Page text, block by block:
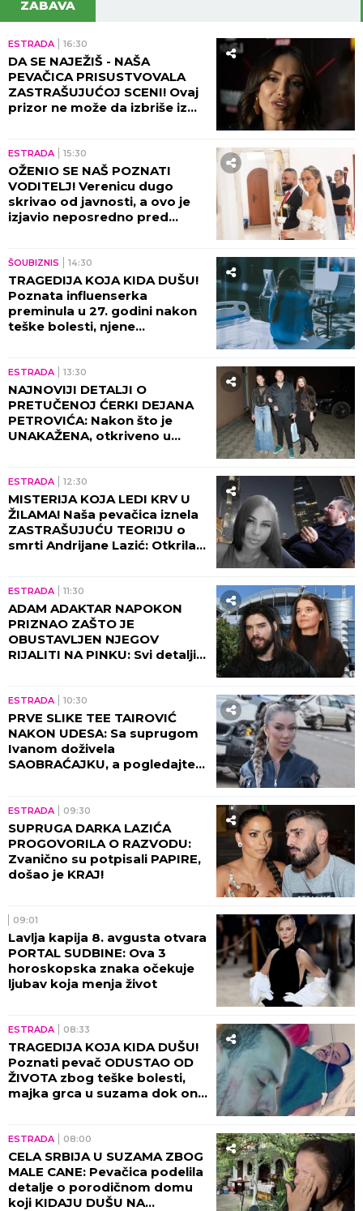
ZABAVA
ESTRADA 16:30
DA SE NAJEŽIŠ - NAŠA
PEVAČICA PRISUSTVOVALA
ZASTRAŠUJUĆOJ SCENI! Ovaj
prizor ne može da izbriše iz
ESTRADA 15:30
OŽENIO SE NAŠ POZNATI
VODITELJ! Verenicu dugo
skrivao od javnosti, a ovo je
izjavio neposredno pred
ŠOUBIZNIS 14:30
TRAGEDIJA KOJA KIDA DUŠU!
Poznata influenserka
preminula u 27. godini nakon
teške bolesti, njene
ESTRADA 13:30
NAJNOVIJI DETALJI O
PRETUČENOJ ĆERKI DEJANA
PETROVIĆA: Nakon što je
UNAKAŽENA, otkriveno u
ESTRADA 12:30
MISTERIJA KOJA LEDI KRV U
ŽILAMA! Naša pevačica iznela
ZASTRAŠUJUĆU TEORIJU o
smrti Andrijane Lazić: Otkrila
ESTRADA 11:30
ADAM ADAKTAR NAPOKON
PRIZNAO ZAŠTO JE
OBUSTAVLJEN NJEGOV
RIJALITI NA PINKU: Svi detalji
ESTRADA 10:30
PRVE SLIKE TEE TAIROVIĆ
NAKON UDESA: Sa suprugom
Ivanom doživela
SAOBRAĆAJKU, a pogledajte
ESTRADA 09:30
SUPRUGA DARKA LAZIĆA
PROGOVORILA O RAZVODU:
Zvanično su potpisali PAPIRE,
došao je KRAJ!
09:01
Lavlja kapija 8. avgusta otvara
PORTAL SUDBINE: Ova 3
horoskopska znaka očekuje
ljubav koja menja život
ESTRADA 08:33
TRAGEDIJA KOJA KIDA DUŠU!
Poznati pevač ODUSTAO OD
ŽIVOTA zbog teške bolesti,
majka grca u suzama dok on
ESTRADA 08:00
CELA SRBIJA U SUZAMA ZBOG
MALE CANE: Pevačica podelila
detalje o porodičnom domu
koji KIDAJU DUŠU NA